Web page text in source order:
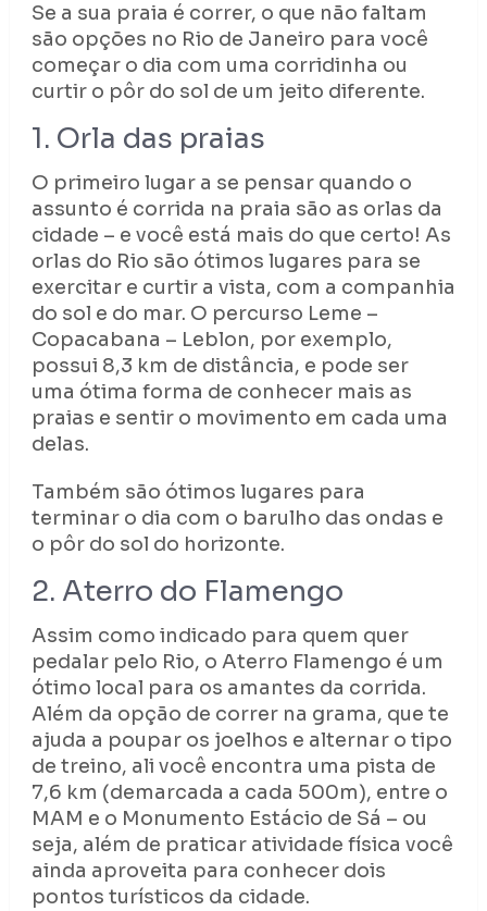
Se a sua praia é correr, o que não faltam
são opções no Rio de Janeiro para você
começar o dia com uma corridinha ou
curtir o pôr do sol de um jeito diferente.
1. Orla das praias
O primeiro lugar a se pensar quando o
assunto é corrida na praia são as orlas da
cidade – e você está mais do que certo! As
orlas do Rio são ótimos lugares para se
exercitar e curtir a vista, com a companhia
do sol e do mar. O percurso Leme –
Copacabana – Leblon, por exemplo,
possui 8,3 km de distância, e pode ser
uma ótima forma de conhecer mais as
praias e sentir o movimento em cada uma
delas.
Também são ótimos lugares para
terminar o dia com o barulho das ondas e
o pôr do sol do horizonte.
2. Aterro do Flamengo
Assim como indicado para quem quer
pedalar pelo Rio, o Aterro Flamengo é um
ótimo local para os amantes da corrida.
Além da opção de correr na grama, que te
ajuda a poupar os joelhos e alternar o tipo
de treino, ali você encontra uma pista de
7,6 km (demarcada a cada 500m), entre o
MAM e o Monumento Estácio de Sá – ou
seja, além de praticar atividade física você
ainda aproveita para conhecer dois
pontos turísticos da cidade.